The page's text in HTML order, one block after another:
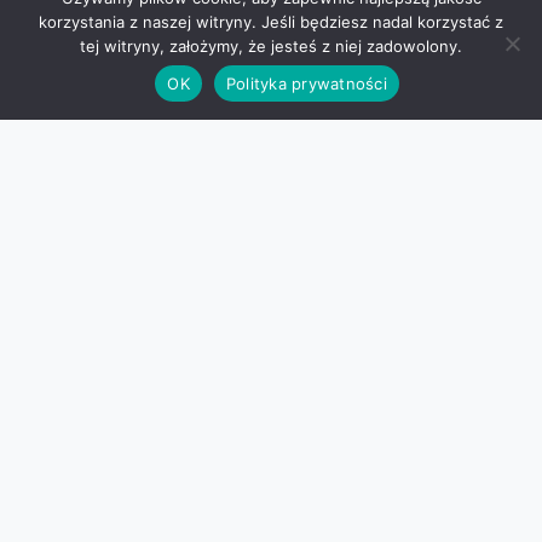
korzystania z naszej witryny. Jeśli będziesz nadal korzystać z
tej witryny, założymy, że jesteś z niej zadowolony.
OK
Polityka prywatności